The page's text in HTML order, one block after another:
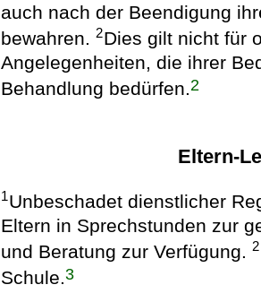
auch nach der Beendigung
bewahren.2Dies gilt nicht für
Angelegenheiten, die ihrer
Behandlung bedürfen.2
Eltern-
1Unbeschadet dienstlicher
Eltern in Sprechstunden zur
und Beratung zur Verfügung.2
Schule.3